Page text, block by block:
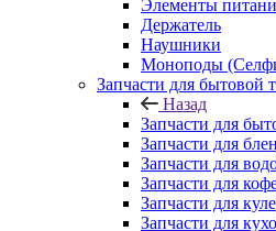
Элементы
Держатель
Наушники
Моноподы
Запчасти для бытовой
Назад
Запчасти для
Запчасти для
Запчасти для
Запчасти для
Запчасти для
Запчасти для